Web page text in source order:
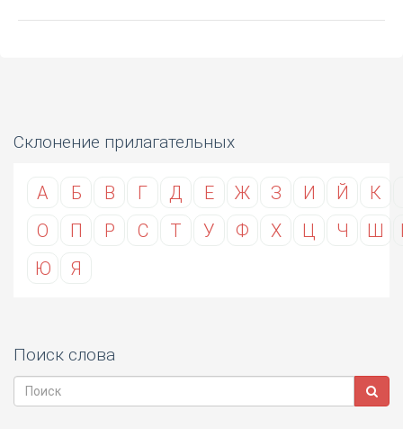
Склонение прилагательных
А Б В Г Д Е Ж З И Й К
О
П Р С Т У Ф Х Ц Ч Ш
Ю
Я
Поиск слова